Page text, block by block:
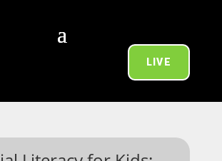
LIVE